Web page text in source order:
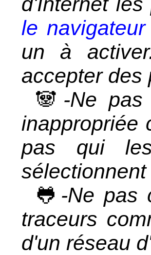
le
un à
accepter des
🐼 -Ne
inappropriée
pas qui
🐸 -Ne pas
traceurs
d'un réseau